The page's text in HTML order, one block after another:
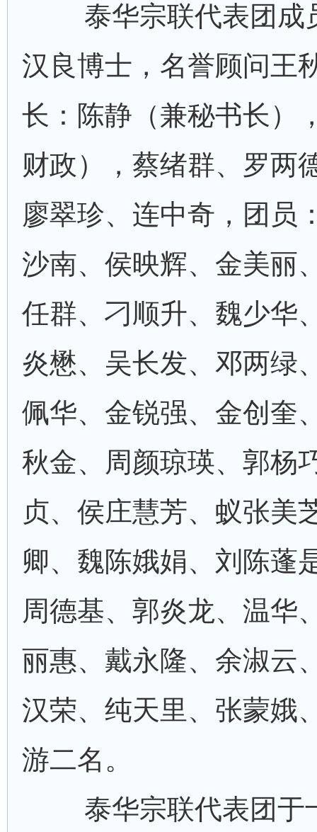
泰华宗联代表团成
汉良博士，名誉顾问王
长：陈静（兼秘书长）
财政），蔡绪群、罗两
廖翠珍、连中奇，团员
沙南、侯映辉、金美丽
任群、刁顺升、魏少华
炎懋、吴长发、邓两绿
佩华、金锐强、金创奎
秋金、周颜琼瑛、郭杨
贞、侯庄慧芳、蚁张美
卿、魏陈娥娟、刘陈蓬
周德基、郭炎龙、温华
丽惠、戴永隆、余淑云
汉荣、纯天里、张蒙娥
游二名。
泰华宗联代表团于